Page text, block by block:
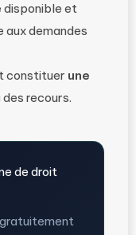
disponible et
aux demandes
constituer une
recours.
de droit